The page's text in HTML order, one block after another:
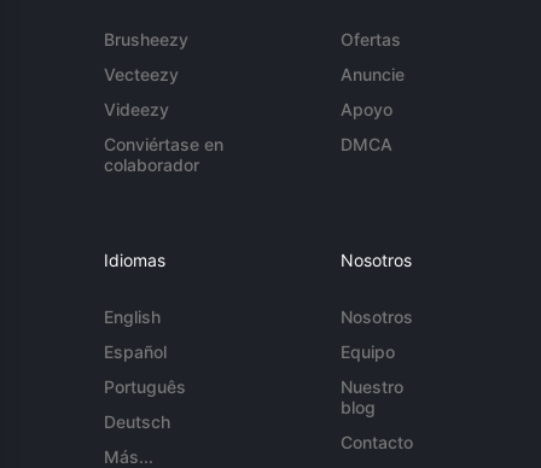
Brusheezy
Vecteezy
Videezy
Conviértase en
colaborador
Ofertas
Anuncie
Apoyo
DMCA
Idiomas
English
Español
Português
Deutsch
Más...
Nosotros
Nosotros
Equipo
Nuestro
blog
Contacto